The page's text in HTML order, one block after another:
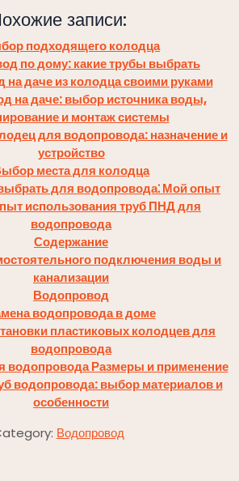
записи:
подходящего колодца
по дому: какие трубы выбрать
на даче из колодца своими руками
на даче: выбор источника воды,
и монтаж системы
для водопровода: назначение и
устройство
места для колодца
для водопровода⁚ Мой опыт
использования труб ПНД для
водопровода
Содержание
подключения воды и
канализации
Водопровод
водопровода в доме
пластиковых колодцев для
водопровода
водопровода Размеры и применение
водопровода: выбор материалов и
особенности
Водопровод